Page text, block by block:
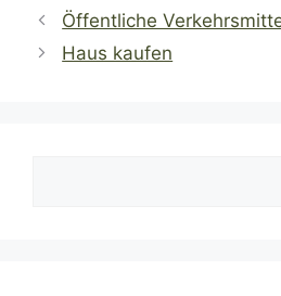
Öffentliche
Haus kaufen